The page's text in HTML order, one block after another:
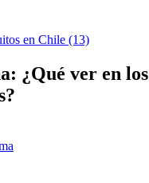
en Chile (13)
¿Qué ver en los